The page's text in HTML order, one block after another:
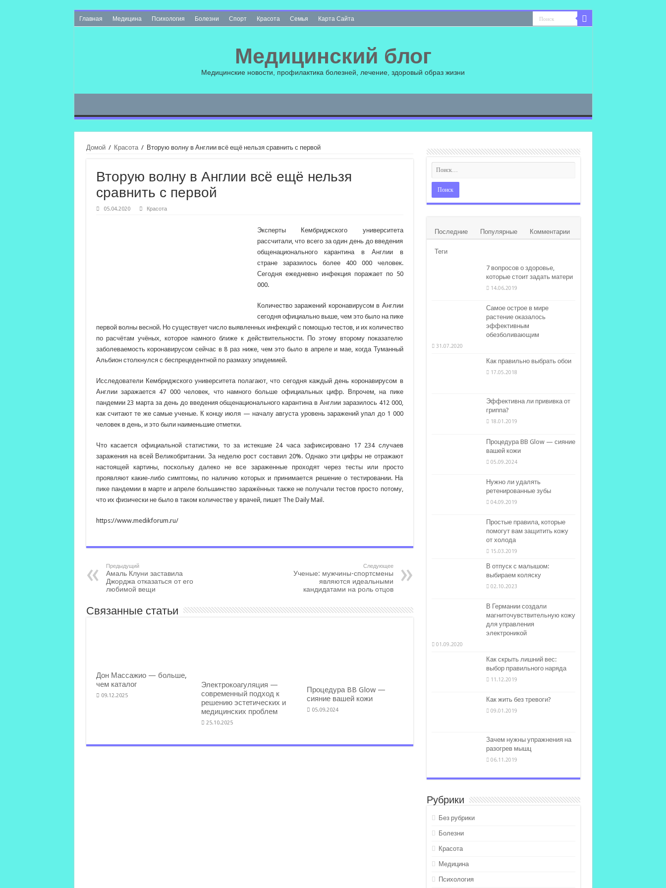
Главная Медицина Психология Болезни Спорт Красота Семья Карта Сайта
Медицинский блог
Медицинские новости, профилактика болезней, лечение, здоровый образ жизни
Домой / Красота / Вторую волну в Англии всё ещё нельзя сравнить с первой
Вторую волну в Англии всё ещё нельзя
сравнить с первой
05.04.2020 Красота
Эксперты Кембриджского университета
рассчитали, что всего за один день до введения
общенационального карантина в Англии в
стране заразилось более 400 000 человек.
Сегодня ежедневно инфекция поражает по 50
000.
Количество заражений коронавирусом в Англии
сегодня официально выше, чем это было на пике
первой волны весной. Но существует число выявленных инфекций с помощью тестов, и их количество
по расчётам учёных, которое намного ближе к действительности. По этому второму показателю
заболеваемость коронавирусом сейчас в 8 раз ниже, чем это было в апреле и мае, когда Туманный
Альбион столкнулся с беспрецедентной по размаху эпидемией.
Исследователи Кембриджского университета полагают, что сегодня каждый день коронавирусом в
Англии заражается 47 000 человек, что намного больше официальных цифр. Впрочем, на пике
пандемии 23 марта за день до введения общенационального карантина в Англии заразилось 412 000,
как считают те же самые ученые. К концу июля — началу августа уровень заражений упал до 1 000
человек в день, и это были наименьшие отметки.
Что касается официальной статистики, то за истекшие 24 часа зафиксировано 17 234 случаев
заражения на всей Великобритании. За неделю рост составил 20%. Однако эти цифры не отражают
настоящей картины, поскольку далеко не все зараженные проходят через тесты или просто
проявляют какие-либо симптомы, по наличию которых и принимается решение о тестировании. На
пике пандемии в марте и апреле большинство заражённых также не получали тестов просто потому,
что их физически не было в таком количестве у врачей, пишет The Daily Mail.
https://www.medikforum.ru/
Предыдущий
Амаль Клуни заставила
Джорджа отказаться от его
любимой вещи
Следующее
Ученые: мужчины-спортсмены
являются идеальными
кандидатами на роль отцов
Связанные статьи
Дон Массажио — больше,
чем каталог
09.12.2025
Электрокоагуляция —
современный подход к
решению эстетических и
медицинских проблем
25.10.2025
Процедура BB Glow —
сияние вашей кожи
05.09.2024
Последние Популярные Комментарии
Теги
7 вопросов о здоровье,
которые стоит задать матери
14.06.2019
Самое острое в мире
растение оказалось
эффективным
обезболивающим
31.07.2020
Как правильно выбрать обои
17.05.2018
Эффективна ли прививка от
гриппа?
18.01.2019
Процедура BB Glow — сияние
вашей кожи
05.09.2024
Нужно ли удалять
ретенированные зубы
04.09.2019
Простые правила, которые
помогут вам защитить кожу
от холода
15.03.2019
В отпуск с малышом:
выбираем коляску
02.10.2023
В Германии создали
магниточувствительную кожу
для управления
электроникой
01.09.2020
Как скрыть лишний вес:
выбор правильного наряда
11.12.2019
Как жить без тревоги?
09.01.2019
Зачем нужны упражнения на
разогрев мышц
06.11.2019
Рубрики
Без рубрики
Болезни
Красота
Медицина
Психология